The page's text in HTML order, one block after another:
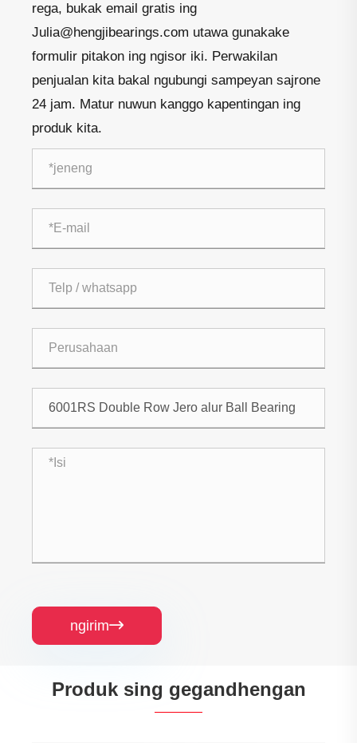
rega, bukak email gratis ing
Julia@hengjibearings.com utawa gunakake
formulir pitakon ing ngisor iki. Perwakilan
penjualan kita bakal ngubungi sampeyan sajrone
24 jam. Matur nuwun kanggo kapentingan ing
produk kita.
ngirim
Produk sing gegandhengan